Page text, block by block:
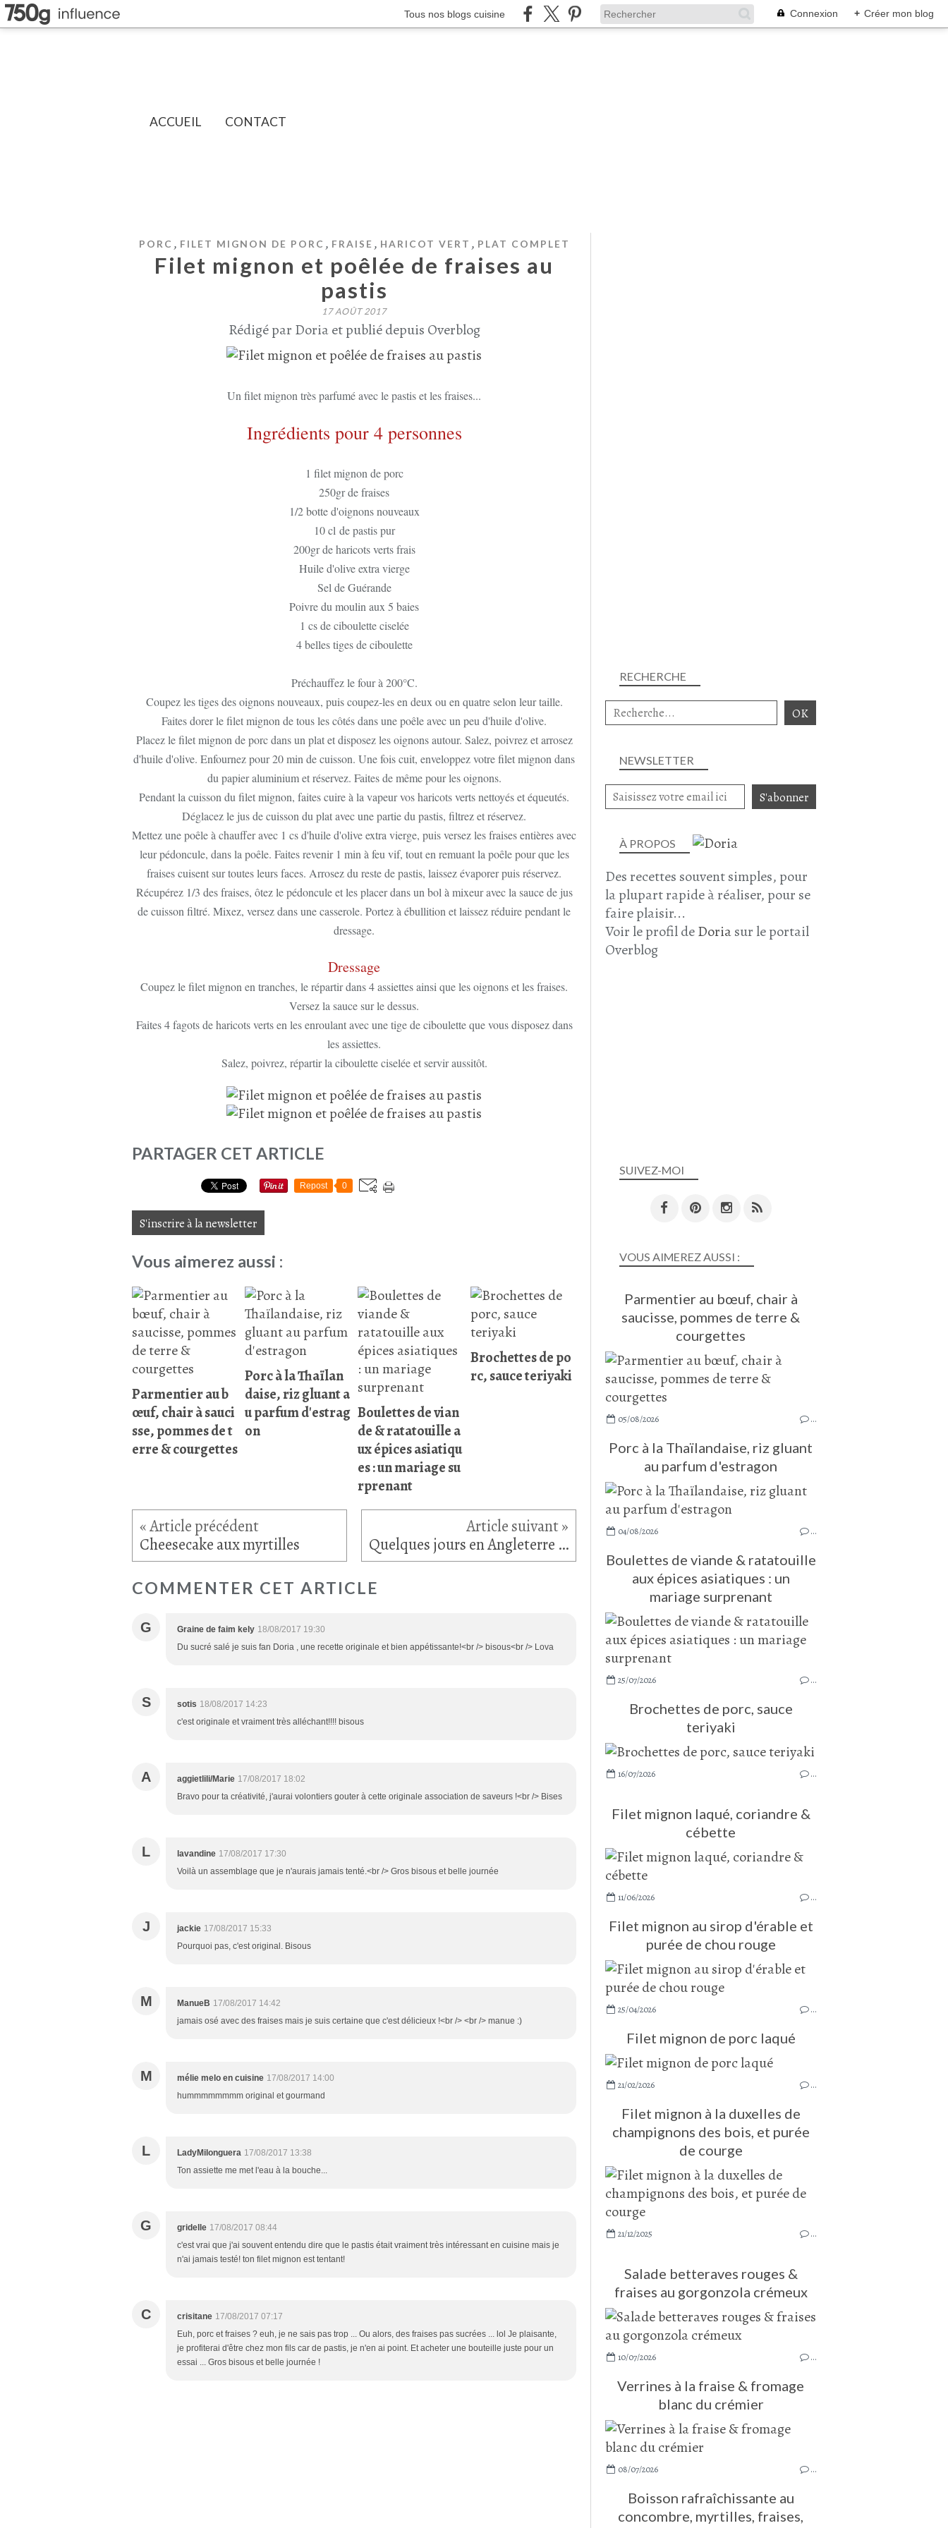
Tous nos blogs cuisine Connexion + Créer mon blog
ACCUEIL CONTACT
PORC , FILET MIGNON DE PORC , FRAISE , HARICOT VERT , PLAT COMPLET
Filet mignon et poêlée de fraises au
pastis
17 AOÛT 2017
Rédigé par Doria et publié depuis Overblog
Un filet mignon très parfumé avec le pastis et les fraises...
Ingrédients pour 4 personnes
1 filet mignon de porc
250gr de fraises
1/2 botte d'oignons nouveaux
10 cl de pastis pur
200gr de haricots verts frais
Huile d'olive extra vierge
Sel de Guérande
Poivre du moulin aux 5 baies
1 cs de ciboulette ciselée
4 belles tiges de ciboulette
Préchauffez le four à 200°C.
Coupez les tiges des oignons nouveaux, puis coupez-les en deux ou en quatre selon leur taille.
Faites dorer le filet mignon de tous les côtés dans une poêle avec un peu d'huile d'olive.
Placez le filet mignon de porc dans un plat et disposez les oignons autour. Salez, poivrez et arrosez
d'huile d'olive. Enfournez pour 20 min de cuisson. Une fois cuit, enveloppez votre filet mignon dans
du papier aluminium et réservez. Faites de même pour les oignons.
Pendant la cuisson du filet mignon, faites cuire à la vapeur vos haricots verts nettoyés et équeutés.
Déglacez le jus de cuisson du plat avec une partie du pastis, filtrez et réservez.
Mettez une poêle à chauffer avec 1 cs d'huile d'olive extra vierge, puis versez les fraises entières avec
leur pédoncule, dans la poêle. Faites revenir 1 min à feu vif, tout en remuant la poêle pour que les
fraises cuisent sur toutes leurs faces. Arrosez du reste de pastis, laissez évaporer puis réservez.
Récupérez 1/3 des fraises, ôtez le pédoncule et les placer dans un bol à mixeur avec la sauce de jus
de cuisson filtré. Mixez, versez dans une casserole. Portez à ébullition et laissez réduire pendant le
dressage.
Dressage
Coupez le filet mignon en tranches, le répartir dans 4 assiettes ainsi que les oignons et les fraises.
Versez la sauce sur le dessus.
Faites 4 fagots de haricots verts en les enroulant avec une tige de ciboulette que vous disposez dans
les assiettes.
Salez, poivrez, répartir la ciboulette ciselée et servir aussitôt.
PARTAGER CET ARTICLE
Repost 0
S'inscrire à la newsletter
Vous aimerez aussi :
Parmentier au b
œuf, chair à sauci
sse, pommes de t
erre & courgettes
Porc à la Thaïlan
daise, riz gluant a
u parfum d'estrag
on
Boulettes de vian
de & ratatouille a
ux épices asiatiqu
es : un mariage su
rprenant
Brochettes de po
rc, sauce teriyaki
Cheesecake aux myrtilles Quelques jours en Angleterre (1)... The Station Pub
COMMENTER CET ARTICLE
G Graine de faim kely 18/08/2017 19:30
Du sucré salé je suis fan Doria , une recette originale et bien appétissante!<br /> bisous<br /> Lova
S sotis 18/08/2017 14:23
c'est originale et vraiment très alléchant!!!! bisous
A aggietlili/Marie 17/08/2017 18:02
Bravo pour ta créativité, j'aurai volontiers gouter à cette originale association de saveurs !<br /> Bises
L lavandine 17/08/2017 17:30
Voilà un assemblage que je n'aurais jamais tenté.<br /> Gros bisous et belle journée
J jackie 17/08/2017 15:33
Pourquoi pas, c'est original. Bisous
M ManueB 17/08/2017 14:42
jamais osé avec des fraises mais je suis certaine que c'est délicieux !<br /> <br /> manue :)
M mélie melo en cuisine 17/08/2017 14:00
hummmmmmmm original et gourmand
L LadyMilonguera 17/08/2017 13:38
Ton assiette me met l'eau à la bouche...
G gridelle 17/08/2017 08:44
c'est vrai que j'ai souvent entendu dire que le pastis était vraiment très intéressant en cuisine mais je
n'ai jamais testé! ton filet mignon est tentant!
C crisitane 17/08/2017 07:17
Euh, porc et fraises ? euh, je ne sais pas trop ... Ou alors, des fraises pas sucrées ... lol Je plaisante,
je profiterai d'être chez mon fils car de pastis, je n'en ai point. Et acheter une bouteille juste pour un
essai ... Gros bisous et belle journée !
NEWSLETTER
SUIVEZ-MOI
RECHERCHE
À PROPOS
Des recettes souvent simples, pour
la plupart rapide à réaliser, pour se
faire plaisir...
Voir le profil deDoriasur le portail
Overblog
VOUS AIMEREZ AUSSI :
Parmentier au bœuf, chair à
saucisse, pommes de terre &
courgettes
05/08/2026 …
Porc à la Thaïlandaise, riz gluant
au parfum d'estragon
04/08/2026 …
Boulettes de viande & ratatouille
aux épices asiatiques : un
mariage surprenant
25/07/2026 …
Brochettes de porc, sauce
teriyaki
16/07/2026 …
Filet mignon laqué, coriandre &
cébette
11/06/2026 …
Filet mignon au sirop d'érable et
purée de chou rouge
25/04/2026 …
Filet mignon de porc laqué
21/02/2026 …
Filet mignon à la duxelles de
champignons des bois, et purée
de courge
21/12/2025 …
Salade betteraves rouges &
fraises au gorgonzola crémeux
10/07/2026 …
Verrines à la fraise & fromage
blanc du crémier
08/07/2026 …
Boisson rafraîchissante au
concombre, myrtilles, fraises,